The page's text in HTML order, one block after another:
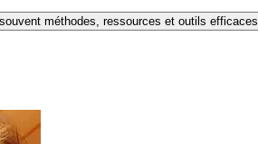
méthodes, ressources et outils efficaces.